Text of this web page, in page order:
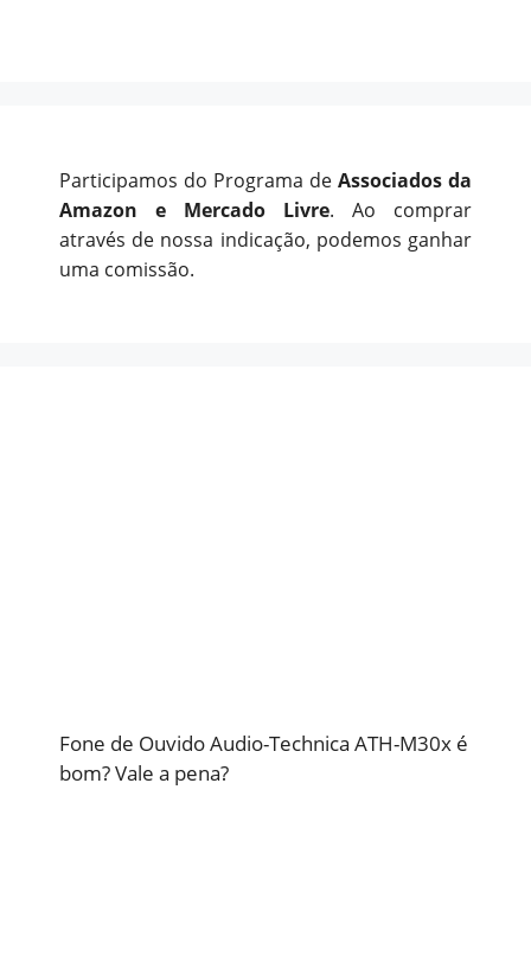
Participamos do Programa de Associados da
Amazon e Mercado Livre. Ao comprar
através de nossa indicação, podemos ganhar
uma comissão.
Fone de Ouvido Audio-Technica ATH-M30x é
bom? Vale a pena?